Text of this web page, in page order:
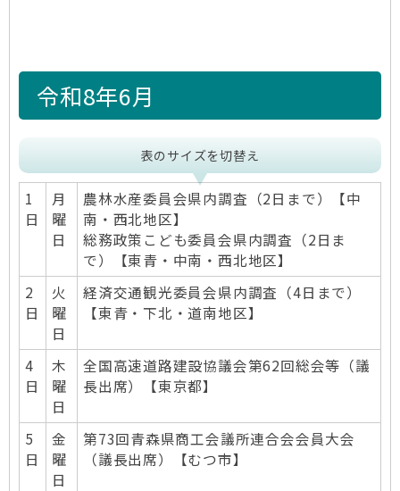
令和8年6月
表のサイズを切替え
1
日
月
曜
日
農林水産委員会県内調査（2日まで）【中
南・西北地区】
総務政策こども委員会県内調査（2日ま
で）【東青・中南・西北地区】
2
日
火
曜
日
経済交通観光委員会県内調査（4日まで）
【東青・下北・道南地区】
4
日
木
曜
日
全国高速道路建設協議会第62回総会等（議
長出席）【東京都】
5
日
金
曜
日
第73回青森県商工会議所連合会会員大会
（議長出席）【むつ市】